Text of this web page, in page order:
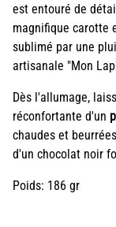
est entouré de
magnifique carotte
sublimé par une
artisanale "Mon
Dès l'allumage,
réconfortante d'un
chaudes et
d'un chocolat noir
Poids: 186 gr